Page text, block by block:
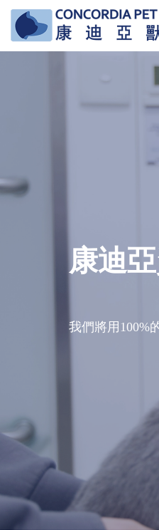
康迪
我們將用100%